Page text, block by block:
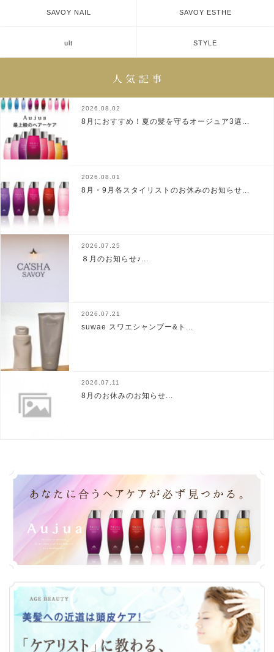
SAVOY NAIL SAVOY ESTHE
ult STYLE
2026.08.02
8月におすすめ！夏の髪を守るオージュア3選...
2026.08.01
8月・9月各スタイリストのお休みのお知らせ...
2026.07.25
８月のお知らせ♪...
2026.07.21
suwae スワエシャンプー&ト...
2026.07.11
8月のお休みのお知らせ...